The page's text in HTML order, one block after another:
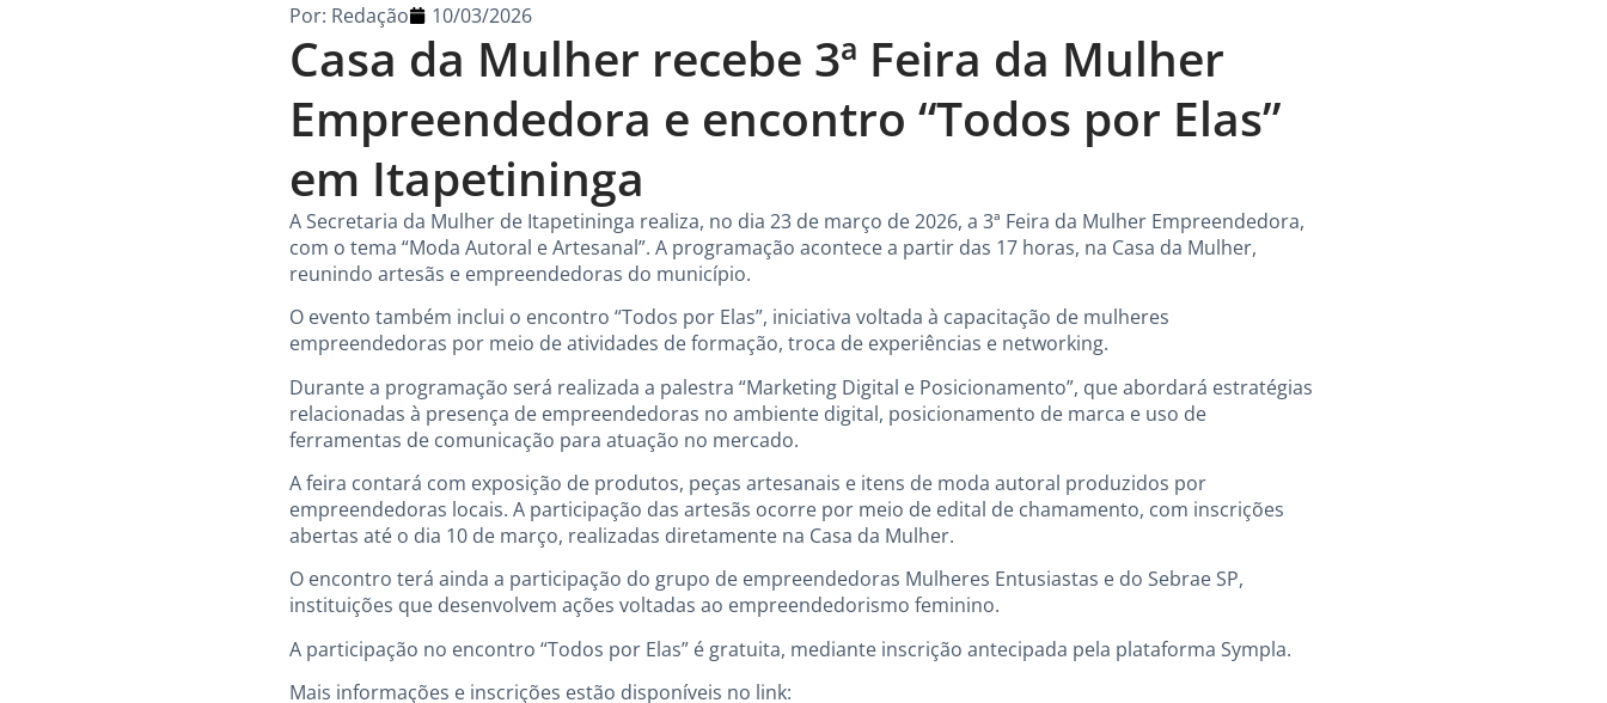
Casa da Mulher recebe 3ª Feira da Mulher
Empreendedora e encontro “Todos por Elas”
em Itapetininga
Por: Redação 10/03/2026
A Secretaria da Mulher de Itapetininga realiza, no dia 23 de março de 2026, a 3ª Feira da Mulher Empreendedora,
com o tema “Moda Autoral e Artesanal”. A programação acontece a partir das 17 horas, na Casa da Mulher,
reunindo artesãs e empreendedoras do município.
O evento também inclui o encontro “Todos por Elas”, iniciativa voltada à capacitação de mulheres
empreendedoras por meio de atividades de formação, troca de experiências e networking.
Durante a programação será realizada a palestra “Marketing Digital e Posicionamento”, que abordará estratégias
relacionadas à presença de empreendedoras no ambiente digital, posicionamento de marca e uso de
ferramentas de comunicação para atuação no mercado.
A feira contará com exposição de produtos, peças artesanais e itens de moda autoral produzidos por
empreendedoras locais. A participação das artesãs ocorre por meio de edital de chamamento, com inscrições
abertas até o dia 10 de março, realizadas diretamente na Casa da Mulher.
O encontro terá ainda a participação do grupo de empreendedoras Mulheres Entusiastas e do Sebrae SP,
instituições que desenvolvem ações voltadas ao empreendedorismo feminino.
A participação no encontro “Todos por Elas” é gratuita, mediante inscrição antecipada pela plataforma Sympla.
Mais informações e inscrições estão disponíveis no link: